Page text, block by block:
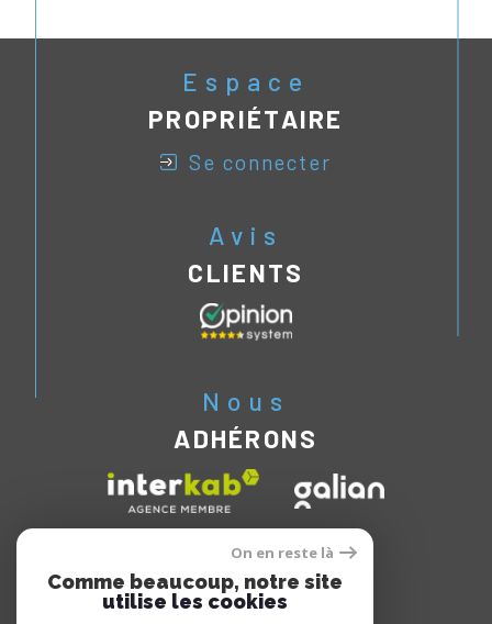
Espace
PROPRIÉTAIRE
se connecter
Avis
CLIENTS
Nous
ADHÉRONS
On en reste là
Comme beaucoup, notre site
utilise les cookies